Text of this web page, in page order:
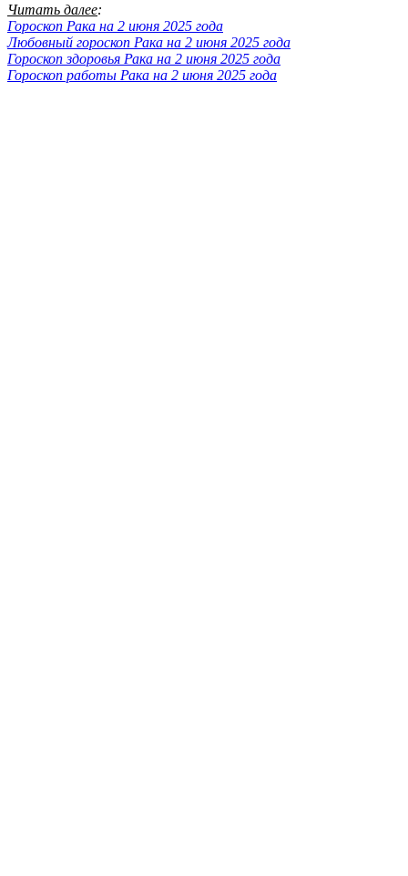
Читать далее:
Гороскоп Рака на 2 июня 2025 года
Любовный гороскоп Рака на 2 июня 2025 года
Гороскоп здоровья Рака на 2 июня 2025 года
Гороскоп работы Рака на 2 июня 2025 года